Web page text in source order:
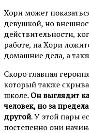
Хори может
девушкой, но
действительности,
работе, на Хори
домашние дела, а
Скоро главная
который также
школе. Он выглядит
человек, но за
другой. У этой пары
постепенно они